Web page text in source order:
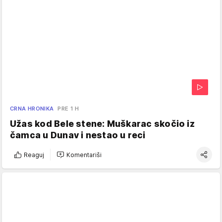
CRNA HRONIKA PRE 1 H
Užas kod Bele stene: Muškarac skočio iz
čamca u Dunav i nestao u reci
Reaguj Komentariši